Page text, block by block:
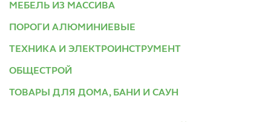
МЕБЕЛЬ ИЗ МАССИВА
ПОРОГИ АЛЮМИНИЕВЫЕ
ТЕХНИКА И ЭЛЕКТРОИНСТРУМЕНТ
ОБЩЕСТРОЙ
ТОВАРЫ ДЛЯ ДОМА, БАНИ И САУН